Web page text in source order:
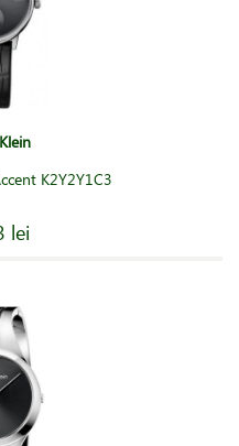
K2Y2Y1C3
lei